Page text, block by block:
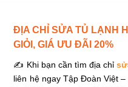
ĐỊA CHỈ SỬA TỦ LẠNH
GIỎI, GIÁ ƯU ĐÃI 20%
✍ Khi bạn cần tìm địa chỉ
liên hệ ngay Tập Đoàn Việt